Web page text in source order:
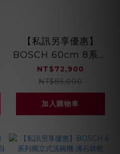
【私訊另享優惠】
BOSCH 60cm 8系列
獨立式洗碗機 沸石烘
乾 8段洗程
SMS8ZCI00X
NT$72,900
NT$85,000
加入購物車